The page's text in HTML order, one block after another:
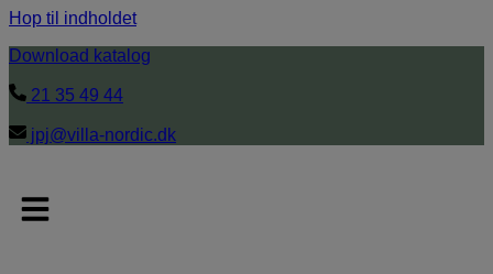
Hop til indholdet
Download katalog
21 35 49 44
jpj@villa-nordic.dk